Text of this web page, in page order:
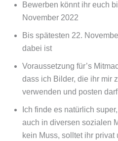
Bewerben könnt ihr euch
November 2022
Bis spätesten 22.
dabei ist
Voraussetzung für’s
dass ich Bilder, die ihr mir
verwenden und posten darf
Ich finde es natürlich
auch in diversen sozialen
kein Muss, solltet ihr privat